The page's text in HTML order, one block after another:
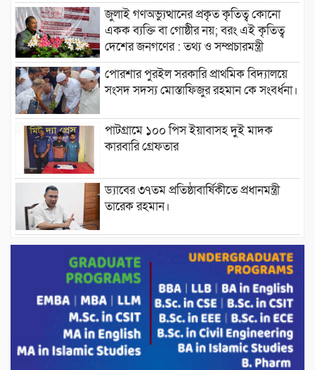
জুলাই গণঅভ্যুত্থানের প্রকৃত কৃতিত্ব কোনো
একক ব্যক্তি বা গোষ্ঠীর নয়; বরং এই কৃতিত্ব
দেশের জনগণের : তথ্য ও সম্প্রচারমন্ত্রী
পোরশার পুরইল সরকারি প্রাথমিক বিদ্যালয়ে
সংসদ সদস্য মোস্তাফিজুর রহমান কে সংবর্ধনা।
পাটগ্রামে ১০০ পিস ইয়াবাসহ দুই মাদক
কারবারি গ্রেফতার
ড্যাবের ৩৭তম প্রতিষ্ঠাবার্ষিকীতে প্রধানমন্ত্রী
তারেক রহমান।
চন্দনাইশের হাশিমপুর ৪ নং ওয়ার্ডে ৫’শতাধিক
হতদরিদ্র পরিবারের মাঝে খাদ্যসামগ্রী বিতরণ
করেন মনজুর মোরশেদ
পরিবেশ রক্ষায় পাটগ্রামে ইহসান ইয়ুথ
সার্কেলের বৃক্ষরোপণ
মিরপুর-১১ নম্বরে দুর্বৃত্তদের গুলিতে বিএনপি